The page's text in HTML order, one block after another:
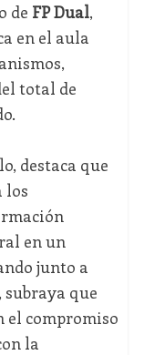
de FP Dual,
en el aula
total de
destaca que
los
en un
junto a
subraya que
el compromiso
la